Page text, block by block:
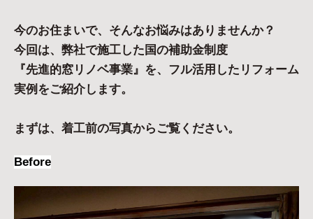
今のお住まいで、そんなお悩みはありませんか？
今回は、弊社で施工した国の補助金制度
『先進的窓リノベ事業』を、フル活用したリフォーム
実例をご紹介します。
まずは、着工前の写真からご覧ください。
Before